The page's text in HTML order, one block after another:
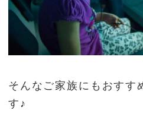
そんなご家族にもおすす
す♪